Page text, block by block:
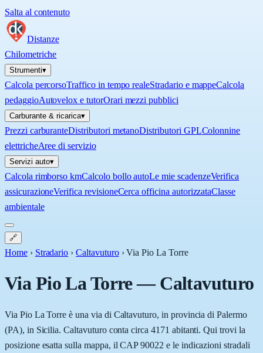
Salta al contenuto
Distanze
Chilometriche
Strumenti▾
Calcola percorsoTraffico in tempo realeStradario e mappeCalcola
pedaggioAutovelox e tutorOrari mezzi pubblici
Carburante & ricarica▾
Prezzi carburanteDistributori metanoDistributori GPLColonnine
elettricheAree di servizio
Servizi auto▾
Calcola rimborso kmCalcolo bollo autoLe mie scadenzeVerifica
assicurazioneVerifica revisioneCerca officina autorizzataClasse
ambientale
🔗
Home › Stradario › Caltavuturo ›Via Pio La Torre
Via Pio La Torre—Caltavuturo
Via Pio La Torre è una via di Caltavuturo, in provincia di Palermo
(PA), in Sicilia. Caltavuturo conta circa 4171 abitanti. Qui trovi la
posizione esatta sulla mappa, il CAP 90022 e le indicazioni stradali